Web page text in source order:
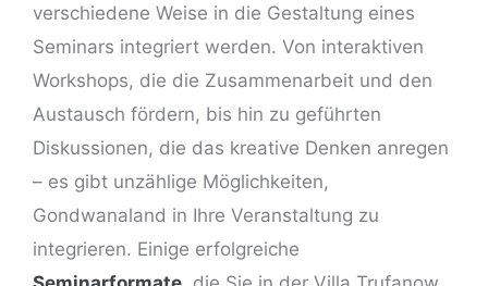
verschiedene Weise in die Gestaltung eines
Seminars integriert werden. Von interaktiven
Workshops, die die Zusammenarbeit und den
Austausch fördern, bis hin zu geführten
Diskussionen, die das kreative Denken anregen
– es gibt unzählige Möglichkeiten,
Gondwanaland in Ihre Veranstaltung zu
integrieren. Einige erfolgreiche